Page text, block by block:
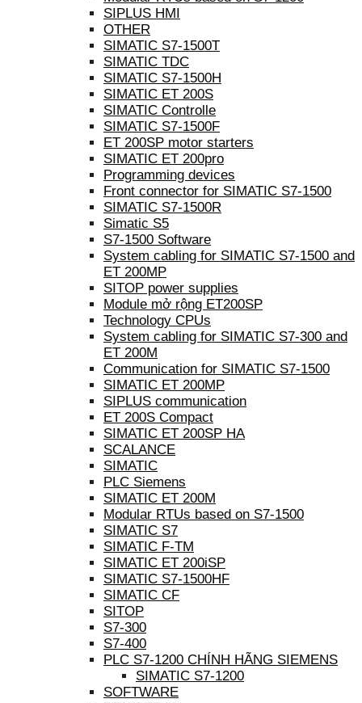
SIPLUS HMI
OTHER
SIMATIC S7-1500T
SIMATIC TDC
SIMATIC S7-1500H
SIMATIC ET 200S
SIMATIC Controlle
SIMATIC S7-1500F
ET 200SP motor starters
SIMATIC ET 200pro
Programming devices
Front connector for SIMATIC S7-1500
SIMATIC S7-1500R
Simatic S5
S7-1500 Software
System cabling for SIMATIC S7-1500 and
ET 200MP
SITOP power supplies
Module mở rộng ET200SP
Technology CPUs
System cabling for SIMATIC S7-300 and
ET 200M
Communication for SIMATIC S7-1500
SIMATIC ET 200MP
SIPLUS communication
ET 200S Compact
SIMATIC ET 200SP HA
SCALANCE
SIMATIC
PLC Siemens
SIMATIC ET 200M
Modular RTUs based on S7-1500
SIMATIC S7
SIMATIC F-TM
SIMATIC ET 200iSP
SIMATIC S7-1500HF
SIMATIC CF
SITOP
S7-300
S7-400
PLC S7-1200 CHÍNH HÃNG SIEMENS
SIMATIC S7-1200
SOFTWARE